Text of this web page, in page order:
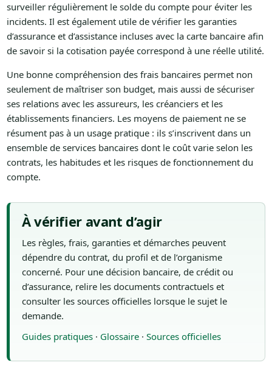
surveiller régulièrement le solde du compte pour éviter les
incidents. Il est également utile de vérifier les garanties
d’assurance et d’assistance incluses avec la carte bancaire afin
de savoir si la cotisation payée correspond à une réelle utilité.
Une bonne compréhension des frais bancaires permet non
seulement de maîtriser son budget, mais aussi de sécuriser
ses relations avec les assureurs, les créanciers et les
établissements financiers. Les moyens de paiement ne se
résument pas à un usage pratique : ils s’inscrivent dans un
ensemble de services bancaires dont le coût varie selon les
contrats, les habitudes et les risques de fonctionnement du
compte.
À vérifier avant d’agir
Les règles, frais, garanties et démarches peuvent
dépendre du contrat, du profil et de l’organisme
concerné. Pour une décision bancaire, de crédit ou
d’assurance, relire les documents contractuels et
consulter les sources officielles lorsque le sujet le
demande.
Guides pratiques· Glossaire· Sources officielles